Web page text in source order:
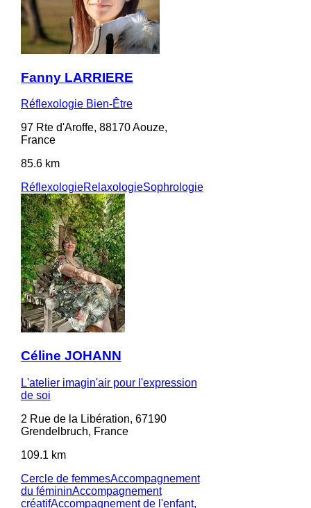
Fanny LARRIERE
Réflexologie Bien-Être
97 Rte d'Aroffe, 88170 Aouze,
France
85.6 km
RéflexologieRelaxologieSophrologie
Céline JOHANN
L'atelier imagin'air pour l'expression
de soi
2 Rue de la Libération, 67190
Grendelbruch, France
109.1 km
Cercle de femmesAccompagnement
du fémininAccompagnement
créatifAccompagnement de l'enfant,